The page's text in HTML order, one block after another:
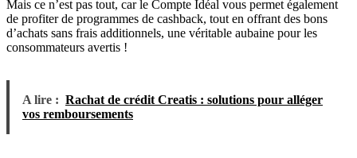
Mais ce n’est pas tout, car le Compte Idéal vous permet également
de profiter de programmes de cashback, tout en offrant des bons
d’achats sans frais additionnels, une véritable aubaine pour les
consommateurs avertis !
A lire : Rachat de crédit Creatis : solutions pour alléger
vos remboursements